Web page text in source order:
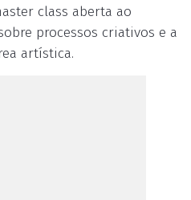
class aberta ao
processos criativos e a
artística.